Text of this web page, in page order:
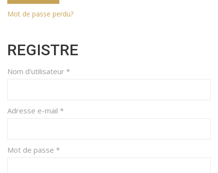
Mot de passe perdu?
REGISTRE
Nom d'utilisateur *
Adresse e-mail *
Mot de passe *